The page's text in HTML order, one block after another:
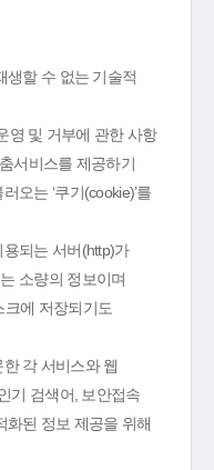
생할 수 없는 기술적
영 및 거부에 관한 사항
서비스를 제공하기
오는 ‘쿠기(cookie)’를
되는 서버(http)가
소량의 정보이며
크에 저장되기도
각 서비스와 웹
기 검색어, 보안접속
화된 정보 제공을 위해